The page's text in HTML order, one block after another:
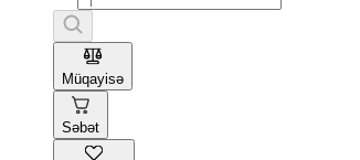
Müqayisə
Səbət